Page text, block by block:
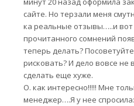
сайте. Но терзали меня
ка реальные отзывы…..и вот
прочитанного сомнений
теперь делать?
рисковать? И дело вовсе не
сделать еще хуже.
О. как интересно!!!!! Мне
менеджер….Я у нее